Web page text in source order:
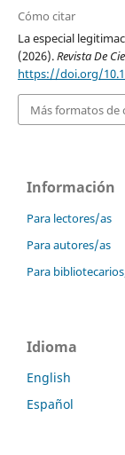
Cómo citar
La especial
(2026).Revista De
https://doi.org/
Más formatos de
Información
Para lectores/as
Para autores/as
Para
Idioma
English
Español